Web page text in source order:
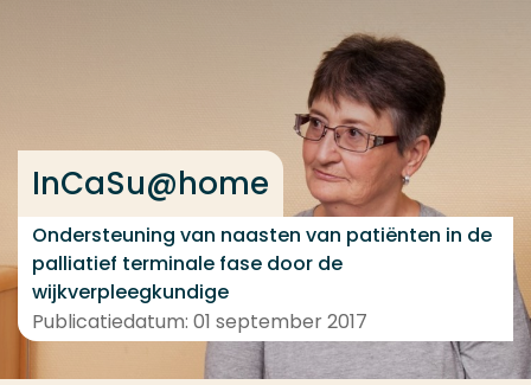
InCaSu@home
Ondersteuning van naasten van patiënten in de
palliatief terminale fase door de
wijkverpleegkundige
Publicatiedatum: 01 september 2017
Veel gezocht
Contact